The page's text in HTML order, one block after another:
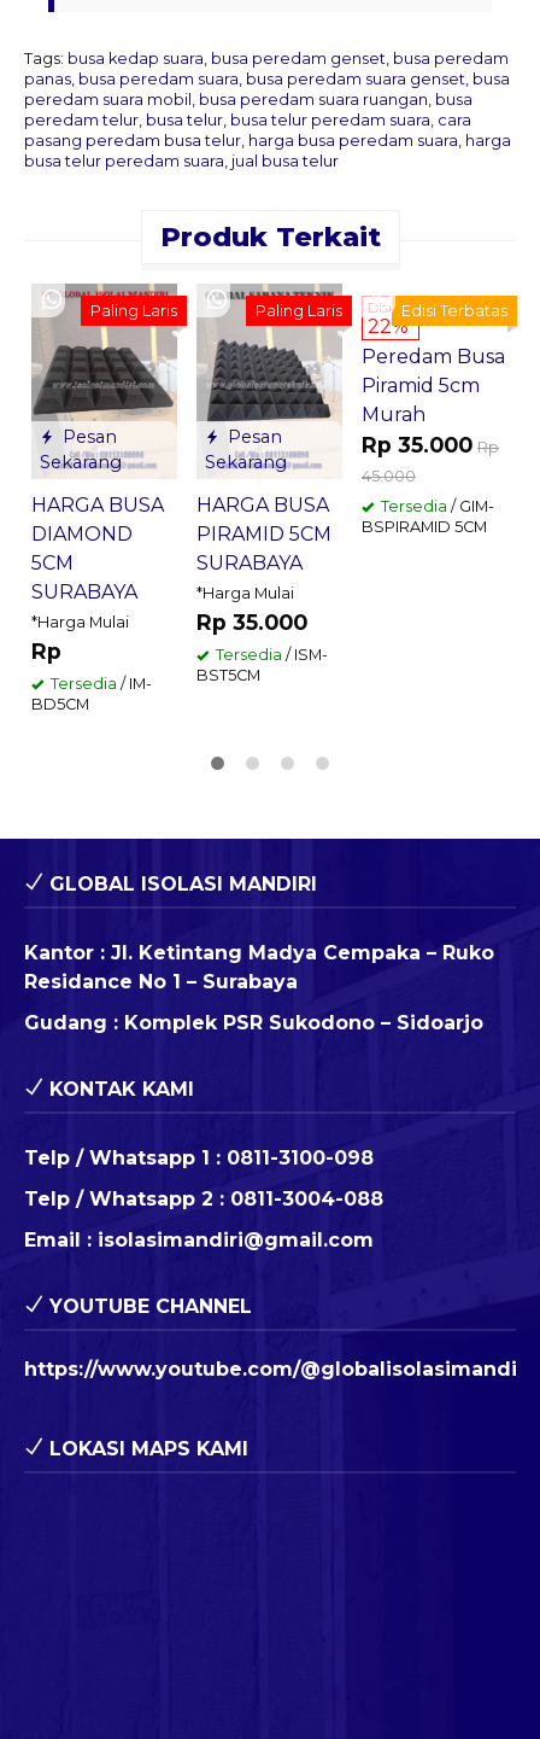
Tags: busa kedap suara busa peredam genset busa peredam
panas busa peredam suara busa peredam suara genset busa
peredam suara mobil busa peredam suara ruangan busa
peredam telur busa telur busa telur peredam suara cara
pasang peredam busa telur harga busa peredam suara harga
busa telur peredam suara jual busa telur
Produk Terkait
Pesan
Sekarang
Paling Laris
HARGA BUSA
DIAMOND
5CM
SURABAYA
*Harga Mulai
Rp
Tersedia / IM-
BD5CM
Pesan
Sekarang
Paling Laris
HARGA BUSA
PIRAMID 5CM
SURABAYA
*Harga Mulai
Rp 35.000
Tersedia / ISM-
BST5CM
Edisi Terbatas
Diskon
22%
Jual
Peredam Busa
Piramid 5cm
Murah
Rp 35.000 Rp
45.000
Tersedia / GIM-
BSPIRAMID 5CM
GLOBAL ISOLASI MANDIRI
Kantor : Jl. Ketintang Madya Cempaka – Ruko
Residance No 1 – Surabaya
Gudang : Komplek PSR Sukodono – Sidoarjo
KONTAK KAMI
Telp / Whatsapp 1 : 0811-3100-098
Telp / Whatsapp 2 : 0811-3004-088
Email : isolasimandiri@gmail.com
YOUTUBE CHANNEL
https://www.youtube.com/@globalisolasimandiri
LOKASI MAPS KAMI